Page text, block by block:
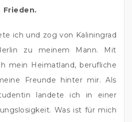
Frieden.
ich und zog von Kaliningrad
zu meinem Mann. Mit
mein Heimatland, berufliche
Freunde hinter mir. Als
landete ich in einer
Was ist für mich